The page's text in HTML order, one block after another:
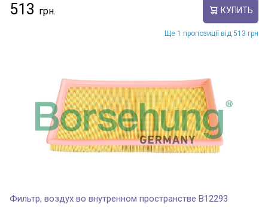
513 КУПИТЬ
Ще 1 пропозиції від 513 грн
Фильтр, воздух во внутренном пространстве B12293